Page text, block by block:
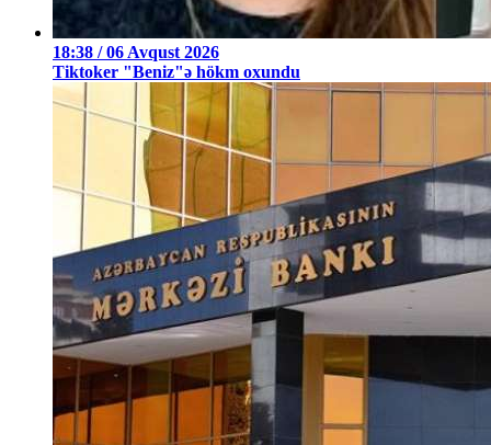
18:38 / 06 Avqust 2026
Tiktoker "Beniz"ə hökm oxundu